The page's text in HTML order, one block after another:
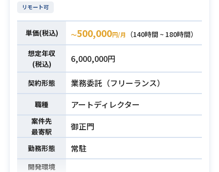
業務内容
【仕事内容】
下記の業務を担っていただく想定で
す。
・目指すグラフィクス表現の設計お
よび実装
・シェーダー開発、VFXシステムの
構築
・マテリアル制作ルールおよびフロ
ーの策定
・レンダリングパイプラインの構
築、最適化
・描画負荷の計測とチューニング
リモート可
単価(税込) 〜500,000円/月
（140時間 ~ 180時間）
想定年収
(税込)
6,000,000円
契約形態 業務委託（フリーランス）
職種 アートディレクター
案件先
最寄駅
御正門
勤務形態 常駐
開発環境